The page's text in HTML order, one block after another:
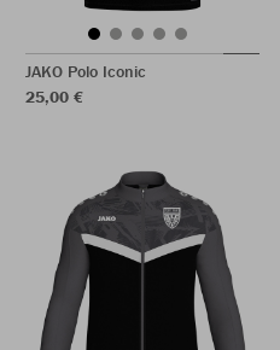
JAKO Polo Iconic
25,00 €